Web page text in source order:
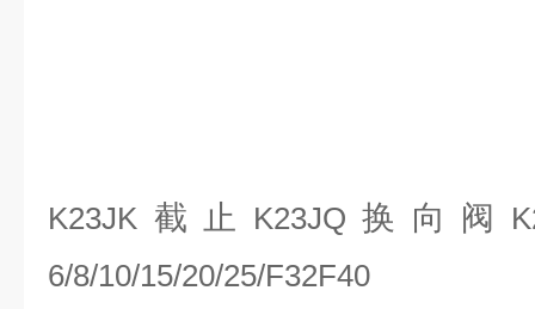
K23JK 截止 K23JQ 换向阀
6/8/10/15/20/25/F32F40